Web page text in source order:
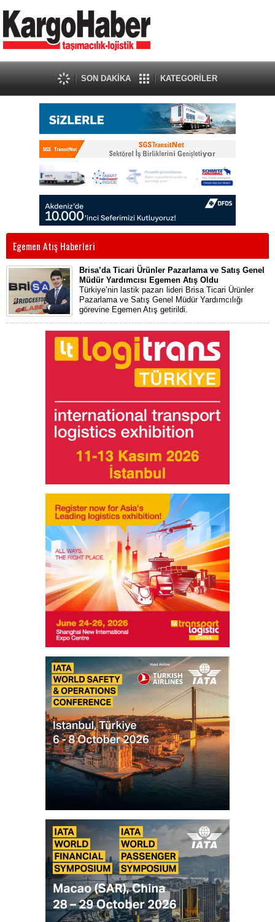
SON DAKİKA KATEGORİLER
Egemen Atış Haberleri
Brisa’da Ticari Ürünler Pazarlama ve Satış Genel
Müdür Yardımcısı Egemen Atış Oldu
Türkiye’nin lastik pazarı lideri Brisa Ticari Ürünler
Pazarlama ve Satış Genel Müdür Yardımcılığı
görevine Egemen Atış getirildi.